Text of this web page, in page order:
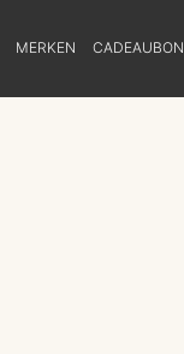
MERKEN CADEAUBON